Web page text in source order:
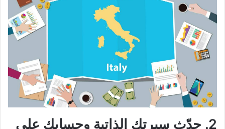
2. حدّث سيرتك الذاتية وحسابك على